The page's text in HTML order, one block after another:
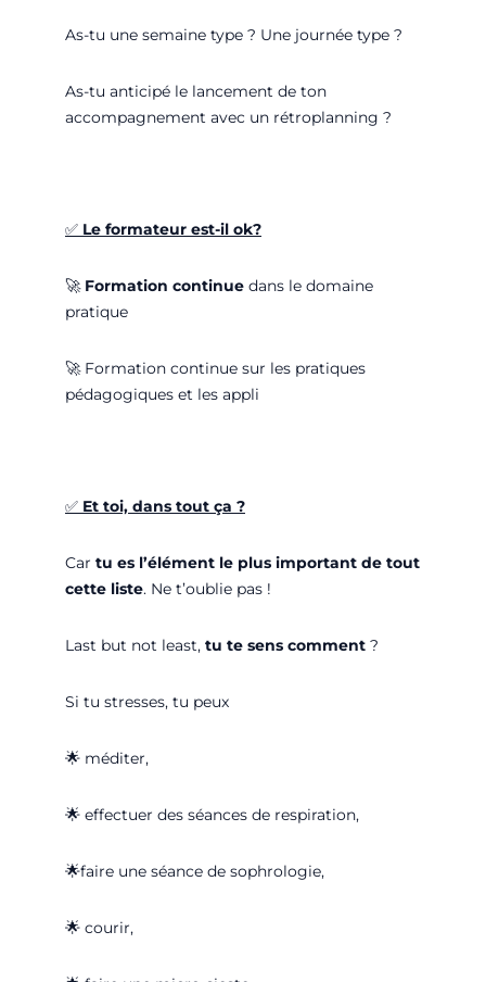
As-tu une semaine type ? Une journée type ?
As-tu anticipé le lancement de ton
accompagnement avec un rétroplanning ?
✅ Le formateur est-il ok?
🚀 Formation continue dans le domaine
pratique
🚀 Formation continue sur les pratiques
pédagogiques et les appli
✅ Et toi, dans tout ça ?
Car tu es l’élément le plus important de tout
cette liste. Ne t’oublie pas !
Last but not least, tu te sens comment ?
Si tu stresses, tu peux
🌟 méditer,
🌟 effectuer des séances de respiration,
🌟faire une séance de sophrologie,
🌟 courir,